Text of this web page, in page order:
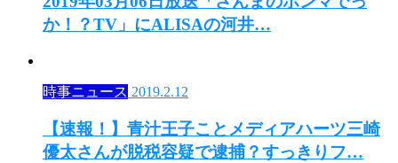
か！？TV」にALISAの河井…
時事ニュース 2019.2.12
【速報！】青汁王子ことメディアハーツ三崎
優太さんが脱税容疑で逮捕？すっきりフ…